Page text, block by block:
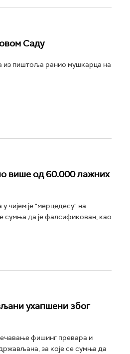
Саду
из пиштоља ранио мушкарца на
више од 60.000 лажних
чијем је "мерцедесу" на
сумња да је фалсификован, као
ухапшени због
фишинг превара и
за које се сумња да